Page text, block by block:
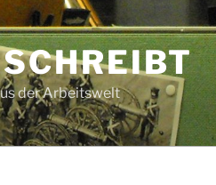
der Arbeitswelt